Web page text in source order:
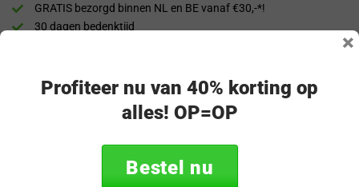
GRATIS bezorgd binnen NL en BE vanaf €30,-*!
30 dagen bedenktijd
Profiteer nu van 40% korting op
alles! OP=OP
Bestel nu
×